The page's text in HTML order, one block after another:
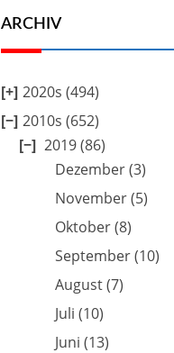
ARCHIV
2020s (494)
2010s (652)
2019(86)
Dezember(3)
November(5)
Oktober(8)
September(10)
August(7)
Juli (10)
Juni (13)